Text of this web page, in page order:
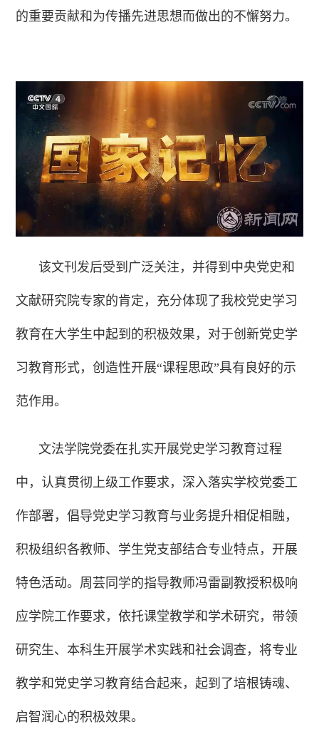
的重要贡献和为传播先进思想而做出的不懈努力。
该文刊发后受到广泛关注，并得到中央党史和
文献研究院专家的肯定，充分体现了我校党史学习
教育在大学生中起到的积极效果，对于创新党史学
习教育形式，创造性开展“课程思政”具有良好的示
范作用。
文法学院党委在扎实开展党史学习教育过程
中，认真贯彻上级工作要求，深入落实学校党委工
作部署，倡导党史学习教育与业务提升相促相融，
积极组织各教师、学生党支部结合专业特点，开展
特色活动。 周芸同学的指导教师冯雷副教授积极响
应学院工作要求，依托课堂教学和学术研究，带领
研究生、本科生开展学术实践和社会调查，将专业
教学和党史学习教育结合起来，起到了培根铸魂、
启智润心的积极效果。